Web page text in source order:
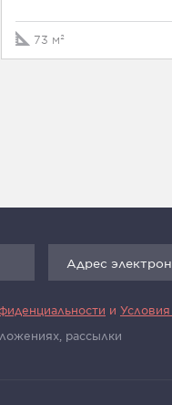
73 м²
и
рассылки